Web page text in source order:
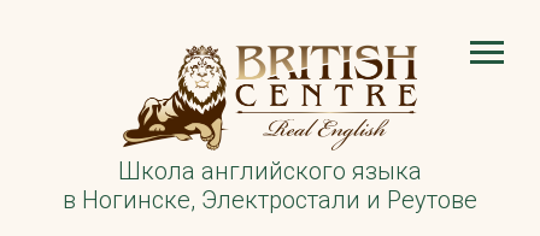
Школа английского языка
в Ногинске, Электростали и Реутове